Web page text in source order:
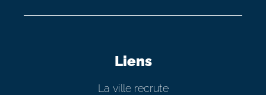
Liens
La ville recrute